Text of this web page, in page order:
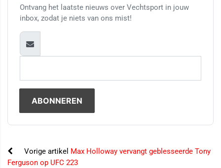
Ontvang het laatste nieuws over Vechtsport in jouw
inbox, zodat je niets van ons mist!
Vorige artikel Max Holloway vervangt geblesseerde Tony
Ferguson op UFC 223